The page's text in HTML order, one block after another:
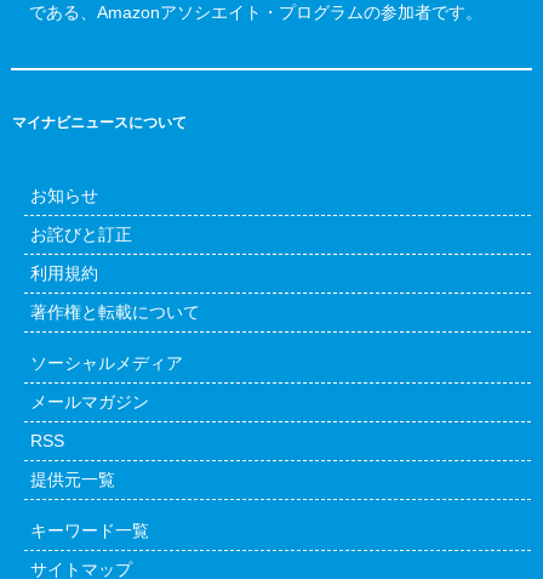
である、Amazonアソシエイト・プログラムの参加者です。
マイナビニュースについて
お知らせ
お詫びと訂正
利用規約
著作権と転載について
ソーシャルメディア
メールマガジン
RSS
提供元一覧
キーワード一覧
サイトマップ